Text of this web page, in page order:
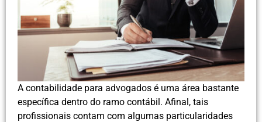
A contabilidade para advogados é uma área bastante
específica dentro do ramo contábil. Afinal, tais
profissionais contam com algumas particularidades